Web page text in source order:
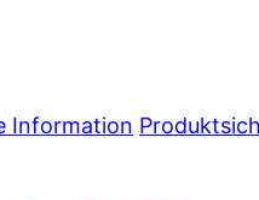
Information